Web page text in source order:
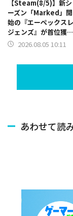
【Steam(8/5)】新シ
ーズン「Marked」開
始の『エーペックスレ
ジェンズ』が首位獲
得 新作『Big Walk』
2026.08.05 10:11
あわせて読